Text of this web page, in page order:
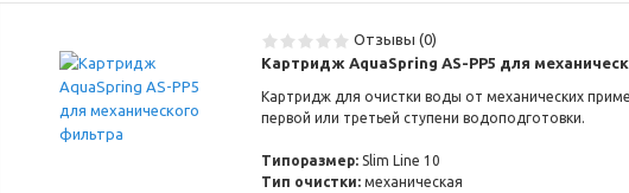
Отзывы (0)
Картридж AquaSpring AS-PP5 для
Картридж для очистки воды от механических
первой или третьей ступени водоподготовки.
Типоразмер: Slim Line 10
Тип очистки: механическая